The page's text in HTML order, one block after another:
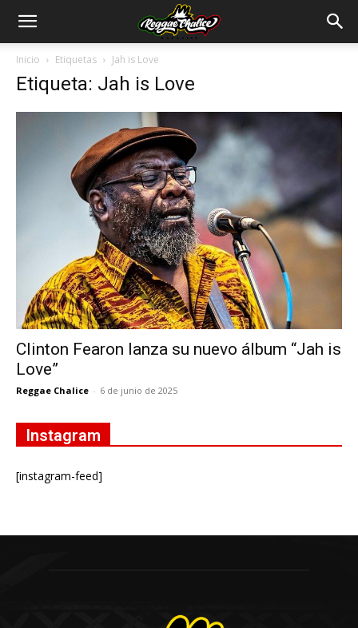
Inicio Etiquetas Jah is Love
Etiqueta: Jah is Love
Clinton Fearon lanza su nuevo álbum “Jah is
Love”
Reggae Chalice - 6 de junio de 2025
Instagram
[instagram-feed]